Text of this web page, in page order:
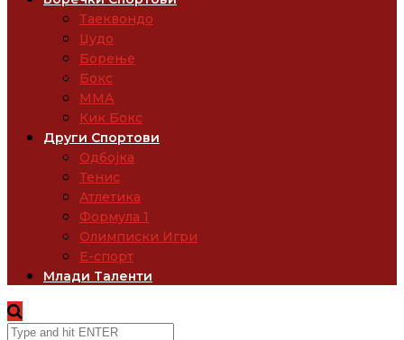
Таеквондо
Џудо
Борење
Бокс
ММА
Кик Бокс
Други Спортови
Одбојка
Тенис
Атлетика
Формула 1
Олимписки Игри
Е-спорт
Млади Таленти